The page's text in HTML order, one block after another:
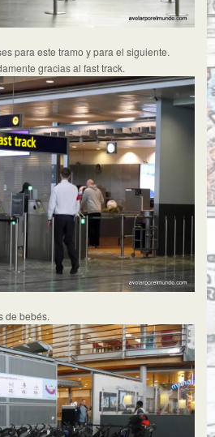
para este tramo y para el siguiente.
gracias al fast track.
de bebés.